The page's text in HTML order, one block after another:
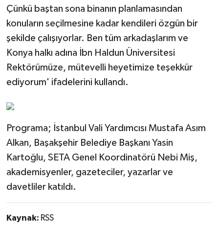
Çünkü baştan sona binanın planlamasından
konuların seçilmesine kadar kendileri özgün bir
şekilde çalışıyorlar. Ben tüm arkadaşlarım ve
Konya halkı adına İbn Haldun Üniversitesi
Rektörümüze, mütevelli heyetimize teşekkür
ediyorum' ifadelerini kullandı.
Programa; ⁠İstanbul Vali Yardımcısı Mustafa Asım
Alkan, ⁠Başakşehir Belediye Başkanı Yasin
Kartoğlu, SETA Genel Koordinatörü Nebi Miş,
akademisyenler, gazeteciler, yazarlar ve
davetliler katıldı.
Kaynak: RSS